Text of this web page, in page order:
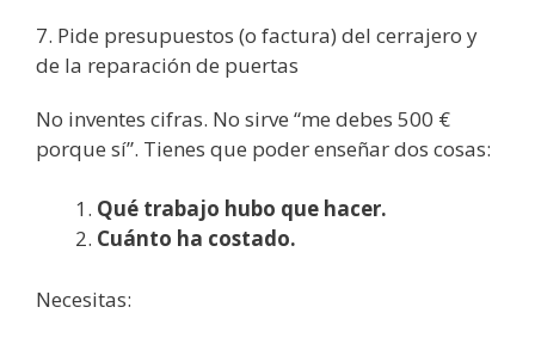
7. Pide presupuestos (o factura) del cerrajero y
de la reparación de puertas
No inventes cifras. No sirve “me debes 500 €
porque sí”. Tienes que poder enseñar dos cosas:
Qué trabajo hubo que hacer.
Cuánto ha costado.
Necesitas: